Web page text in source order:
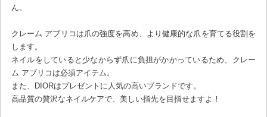
ん。
クレーム アブリコは爪の強度を高め、より健康的な爪を育てる役割を
します。
ネイルをしていると少なからず爪に負担がかかっているため、クレー
ム アブリコは必須アイテム。
また、DIORはプレゼントに人気の高いブランドです。
高品質の贅沢なネイルケアで、美しい指先を目指せますよ！